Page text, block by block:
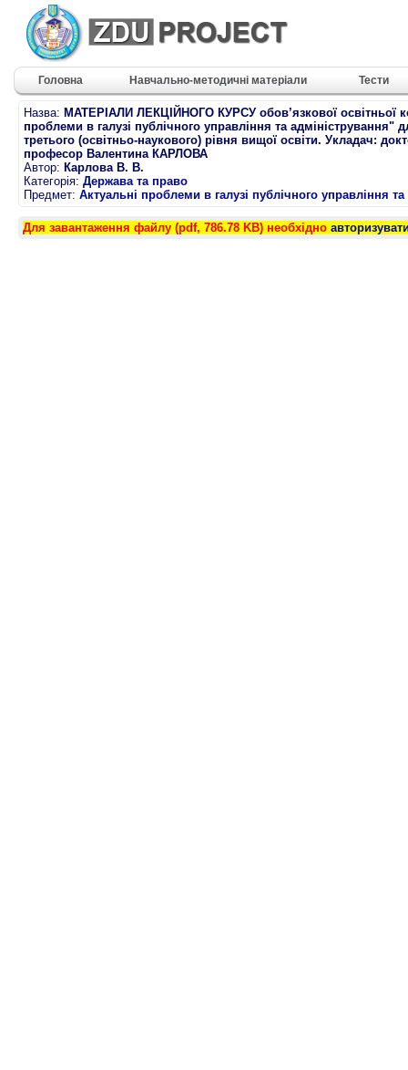
Головна Навчально-методичні матеріали Тести
Назва: МАТЕРІАЛИ ЛЕКЦІЙНОГО КУРСУ обов’язкової освітньої
проблеми в галузі публічного управління та адміністрування"
третього (освітньо-наукового) рівня вищої освіти. Укладач:
професор Валентина КАРЛОВА
Автор: Карлова В. В.
Категорія: Держава та право
Предмет: Актуальні проблеми в галузі публічного управління
Для завантаження файлу (pdf, 786.78 KB) необхідно